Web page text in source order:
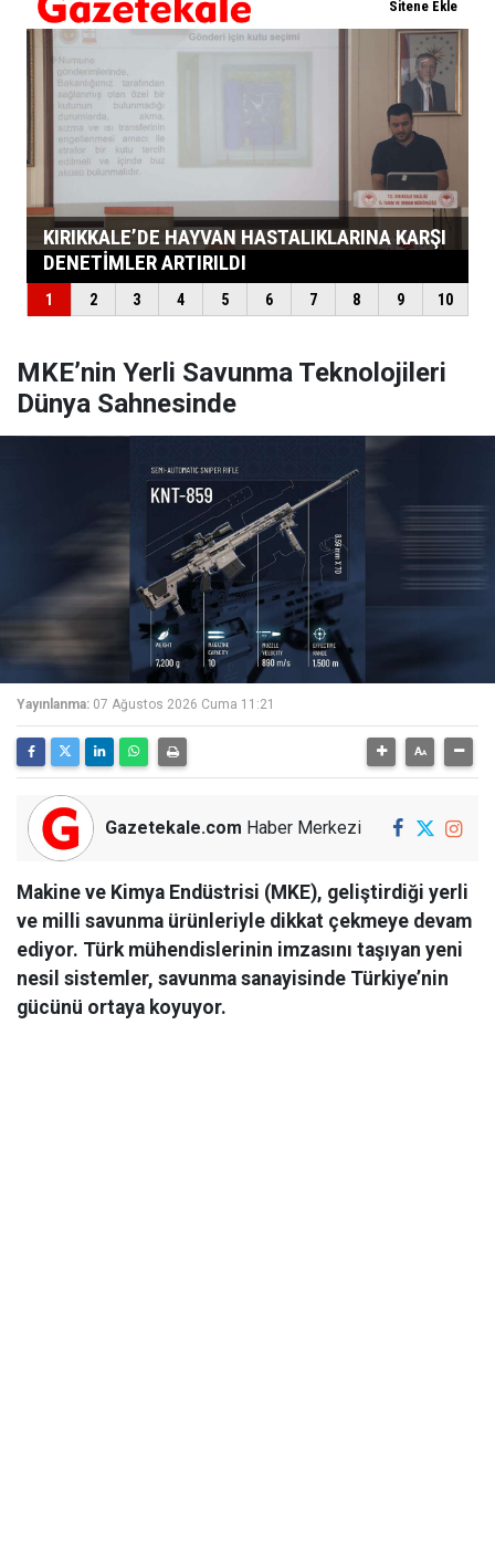
MKE’nin Yerli Savunma Teknolojileri
Dünya Sahnesinde
Yayınlanma: 07 Ağustos 2026 Cuma 11:21
Gazetekale.com Haber Merkezi
Makine ve Kimya Endüstrisi (MKE), geliştirdiği yerli
ve milli savunma ürünleriyle dikkat çekmeye devam
ediyor. Türk mühendislerinin imzasını taşıyan yeni
nesil sistemler, savunma sanayisinde Türkiye’nin
gücünü ortaya koyuyor.